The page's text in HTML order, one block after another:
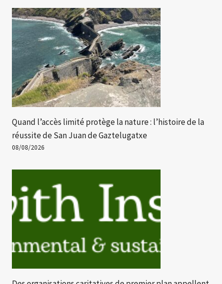
Quand l’accès limité protège la nature : l’histoire de la
réussite de San Juan de Gaztelugatxe
08/08/2026